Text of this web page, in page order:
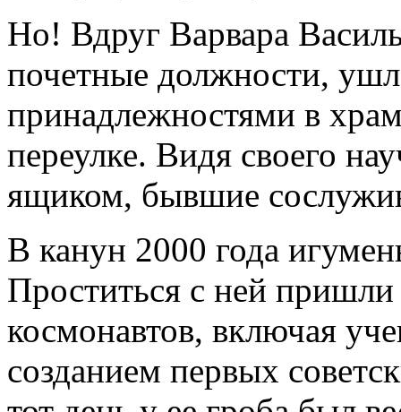
Но! Вдруг Варвара
почетные должности,
принадлежностями в
переулке. Видя своего
ящиком, бывшие
В канун 2000 года
Проститься с ней пришли
космонавтов, включая
созданием первых